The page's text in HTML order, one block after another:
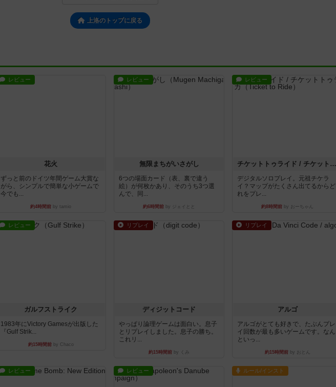
上洛のトップに戻る
レビュー
花火
ずっと前のドイツ年間ゲーム大賞な
がら、シンプルで簡単な小ゲームで
今でも...
約4時間前 by tamio
レビュー
無限まちがいさがし
6つの場面カード（表、裏で違う
絵）が何枚かあり、そのうち3つ選
んで、同...
約6時間前 by ジェイとと
レビュー
チケットトゥライド / チケットトゥライドアメリカ
デジタルソロプレイ。元祖チケラ
イ？マップがたくさん出てるからど
れをプレ...
約8時間前 by おーちゃん
レビュー
ガルフストライク
1983年にVictory Gamesが出版した
『Gulf Strik...
約15時間前by Chaco
リプレイ
ディジットコード
やっぱり論理ゲームは面白い。息子
とリプレイしました。息子の勝ち。
これリ...
約15時間前 by くみ
リプレイ
アルゴ
アルゴがとても好きで、たぶんプレ
イ回数が最も多いゲームです。なん
といっ...
約15時間前by おとん
レビュー レビュー ルール/インスト